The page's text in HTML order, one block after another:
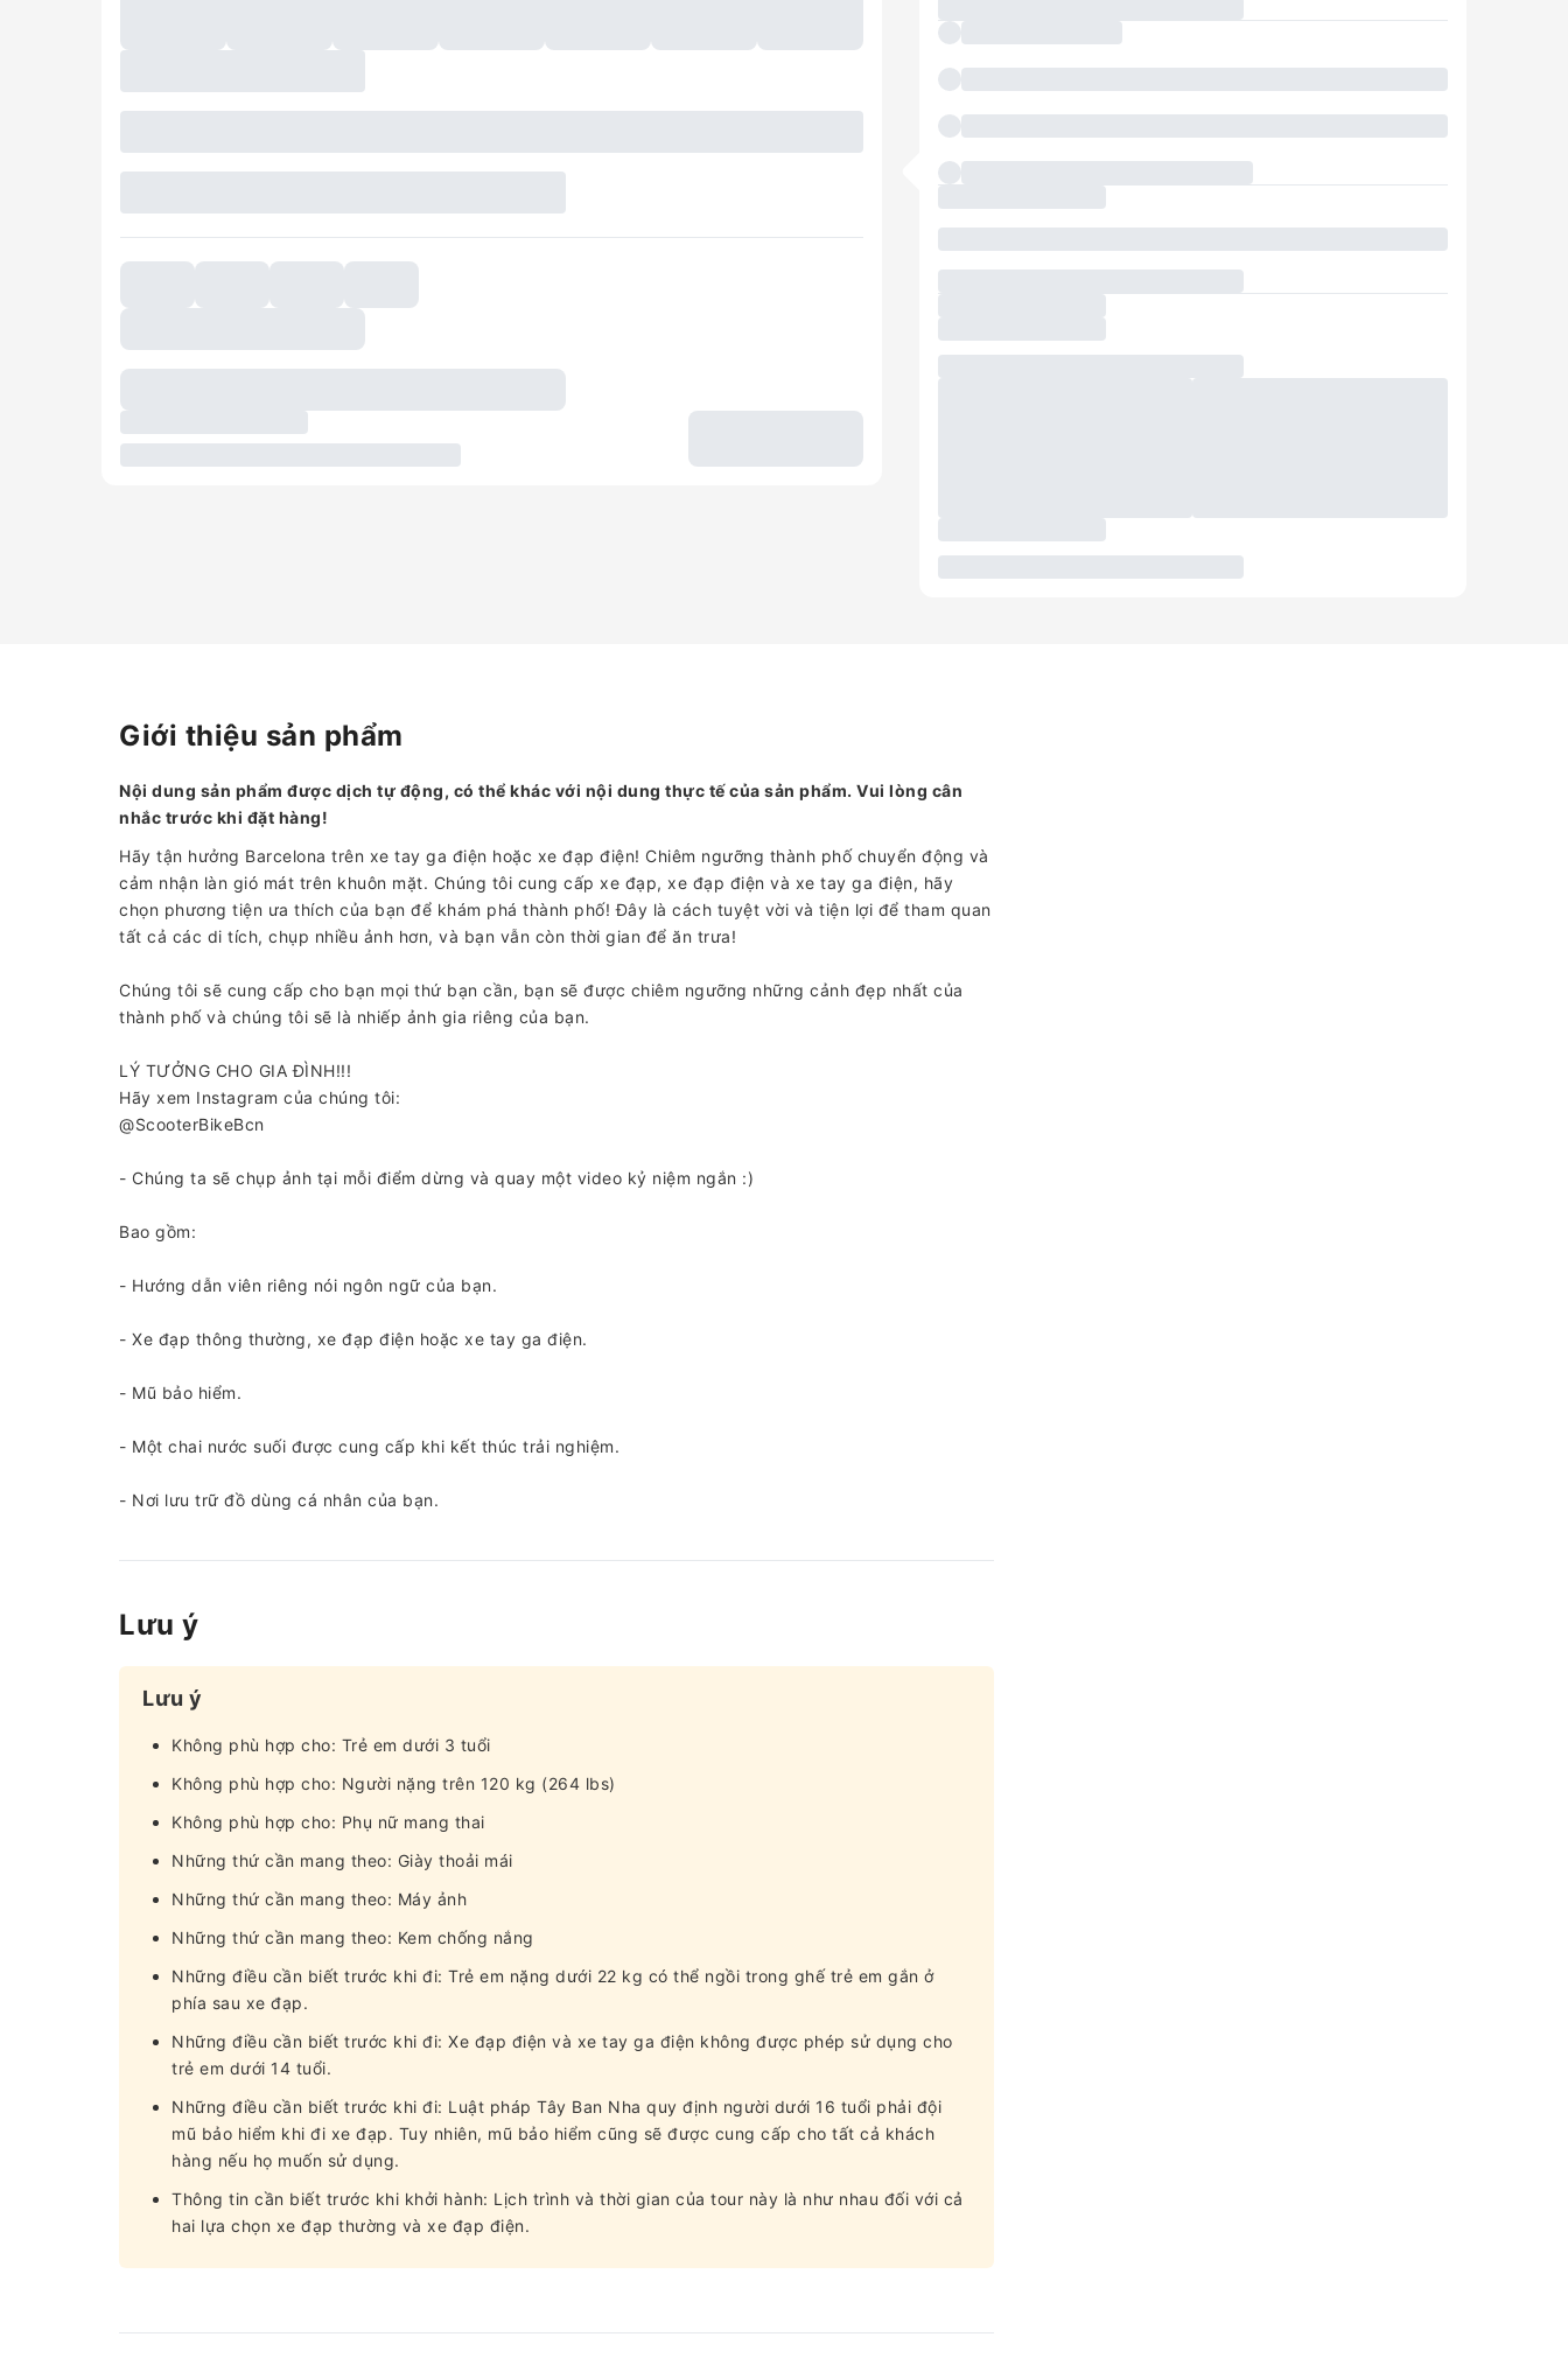
Giới thiệu sản phẩm
Nội dung sản phẩm được dịch tự động, có thể khác với nội dung thực tế của sản phẩm. Vui lòng cân
nhắc trước khi đặt hàng!
Hãy tận hưởng Barcelona trên xe tay ga điện hoặc xe đạp điện! Chiêm ngưỡng thành phố chuyển động và
cảm nhận làn gió mát trên khuôn mặt. Chúng tôi cung cấp xe đạp, xe đạp điện và xe tay ga điện, hãy
chọn phương tiện ưa thích của bạn để khám phá thành phố! Đây là cách tuyệt vời và tiện lợi để tham quan
tất cả các di tích, chụp nhiều ảnh hơn, và bạn vẫn còn thời gian để ăn trưa!
Chúng tôi sẽ cung cấp cho bạn mọi thứ bạn cần, bạn sẽ được chiêm ngưỡng những cảnh đẹp nhất của
thành phố và chúng tôi sẽ là nhiếp ảnh gia riêng của bạn.
LÝ TƯỞNG CHO GIA ĐÌNH!!!
Hãy xem Instagram của chúng tôi:
@ScooterBikeBcn
- Chúng ta sẽ chụp ảnh tại mỗi điểm dừng và quay một video kỷ niệm ngắn :)
Bao gồm:
- Hướng dẫn viên riêng nói ngôn ngữ của bạn.
- Xe đạp thông thường, xe đạp điện hoặc xe tay ga điện.
- Mũ bảo hiểm.
- Một chai nước suối được cung cấp khi kết thúc trải nghiệm.
- Nơi lưu trữ đồ dùng cá nhân của bạn.
Lưu ý
Lưu ý
Không phù hợp cho: Trẻ em dưới 3 tuổi
Không phù hợp cho: Người nặng trên 120 kg (264 lbs)
Không phù hợp cho: Phụ nữ mang thai
Những thứ cần mang theo: Giày thoải mái
Những thứ cần mang theo: Máy ảnh
Những thứ cần mang theo: Kem chống nắng
Những điều cần biết trước khi đi: Trẻ em nặng dưới 22 kg có thể ngồi trong ghế trẻ em gắn ở
phía sau xe đạp.
Những điều cần biết trước khi đi: Xe đạp điện và xe tay ga điện không được phép sử dụng cho
trẻ em dưới 14 tuổi.
Những điều cần biết trước khi đi: Luật pháp Tây Ban Nha quy định người dưới 16 tuổi phải đội
mũ bảo hiểm khi đi xe đạp. Tuy nhiên, mũ bảo hiểm cũng sẽ được cung cấp cho tất cả khách
hàng nếu họ muốn sử dụng.
Thông tin cần biết trước khi khởi hành: Lịch trình và thời gian của tour này là như nhau đối với cả
hai lựa chọn xe đạp thường và xe đạp điện.